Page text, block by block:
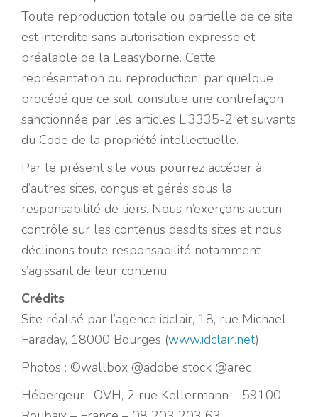
Toute reproduction totale ou partielle de ce site
est interdite sans autorisation expresse et
préalable de la Leasyborne. Cette
représentation ou reproduction, par quelque
procédé que ce soit, constitue une contrefaçon
sanctionnée par les articles L.3335-2 et suivants
du Code de la propriété intellectuelle.
Par le présent site vous pourrez accéder à
d’autres sites, conçus et gérés sous la
responsabilité de tiers. Nous n’exerçons aucun
contrôle sur les contenus desdits sites et nous
déclinons toute responsabilité notamment
s’agissant de leur contenu.
Crédits
Site réalisé par l’agence idclair, 18, rue Michael
Faraday, 18000 Bourges (www.idclair.net)
Photos : ©wallbox @adobe stock @arec
Hébergeur : OVH, 2 rue Kellermann – 59100